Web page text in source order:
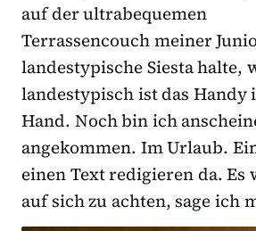
auf der ultrabequemen
Terrassencouch meiner
landestypische Siesta halte,
landestypisch ist das Handy
Hand. Noch bin ich
angekommen. Im Urlaub.
einen Text redigieren da. Es
auf sich zu achten, sage ich